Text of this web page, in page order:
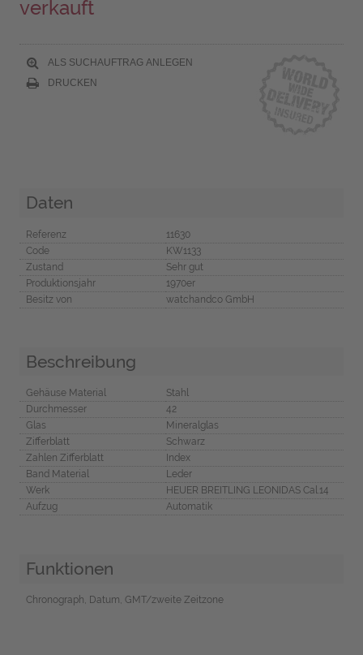
verkauft
ALS SUCHAUFTRAG ANLEGEN
DRUCKEN
Daten
Referenz
11630
Code
KW1133
Zustand
Sehr gut
Produktionsjahr
1970er
Besitz von
watchandco GmbH
Beschreibung
Gehäuse Material
Stahl
Durchmesser
42
Glas
Mineralglas
Zifferblatt
Schwarz
Zahlen Zifferblatt
Index
Band Material
Leder
Werk
HEUER BREITLING LEONIDAS Cal.14
Aufzug
Automatik
Funktionen
Chronograph, Datum, GMT/zweite Zeitzone